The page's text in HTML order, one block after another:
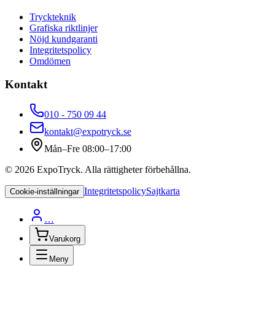
Tryckteknik
Grafiska riktlinjer
Nöjd kundgaranti
Integritetspolicy
Omdömen
Kontakt
010 - 750 09 44
kontakt@expotryck.se
Mån–Fre 08:00–17:00
© 2026 ExpoTryck. Alla rättigheter förbehållna.
Cookie-inställningar IntegritetspolicySajtkarta
…
Varukorg
Meny